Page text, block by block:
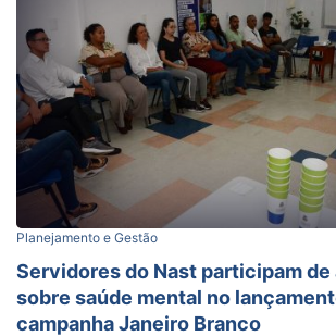
Planejamento e Gestão
Servidores do Nast participam
sobre saúde mental no
campanha Janeiro Branco